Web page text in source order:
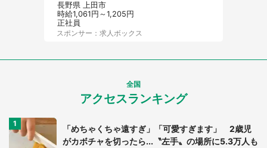
長野県 上田市
時給1,061円～1,205円
正社員
スポンサー：求人ボックス
全国
アクセスランキング
「めちゃくちゃ遠すぎ」「可愛すぎます」 2歳児
がカボチャを切ったら...〝左手〟の場所に5.3万人も